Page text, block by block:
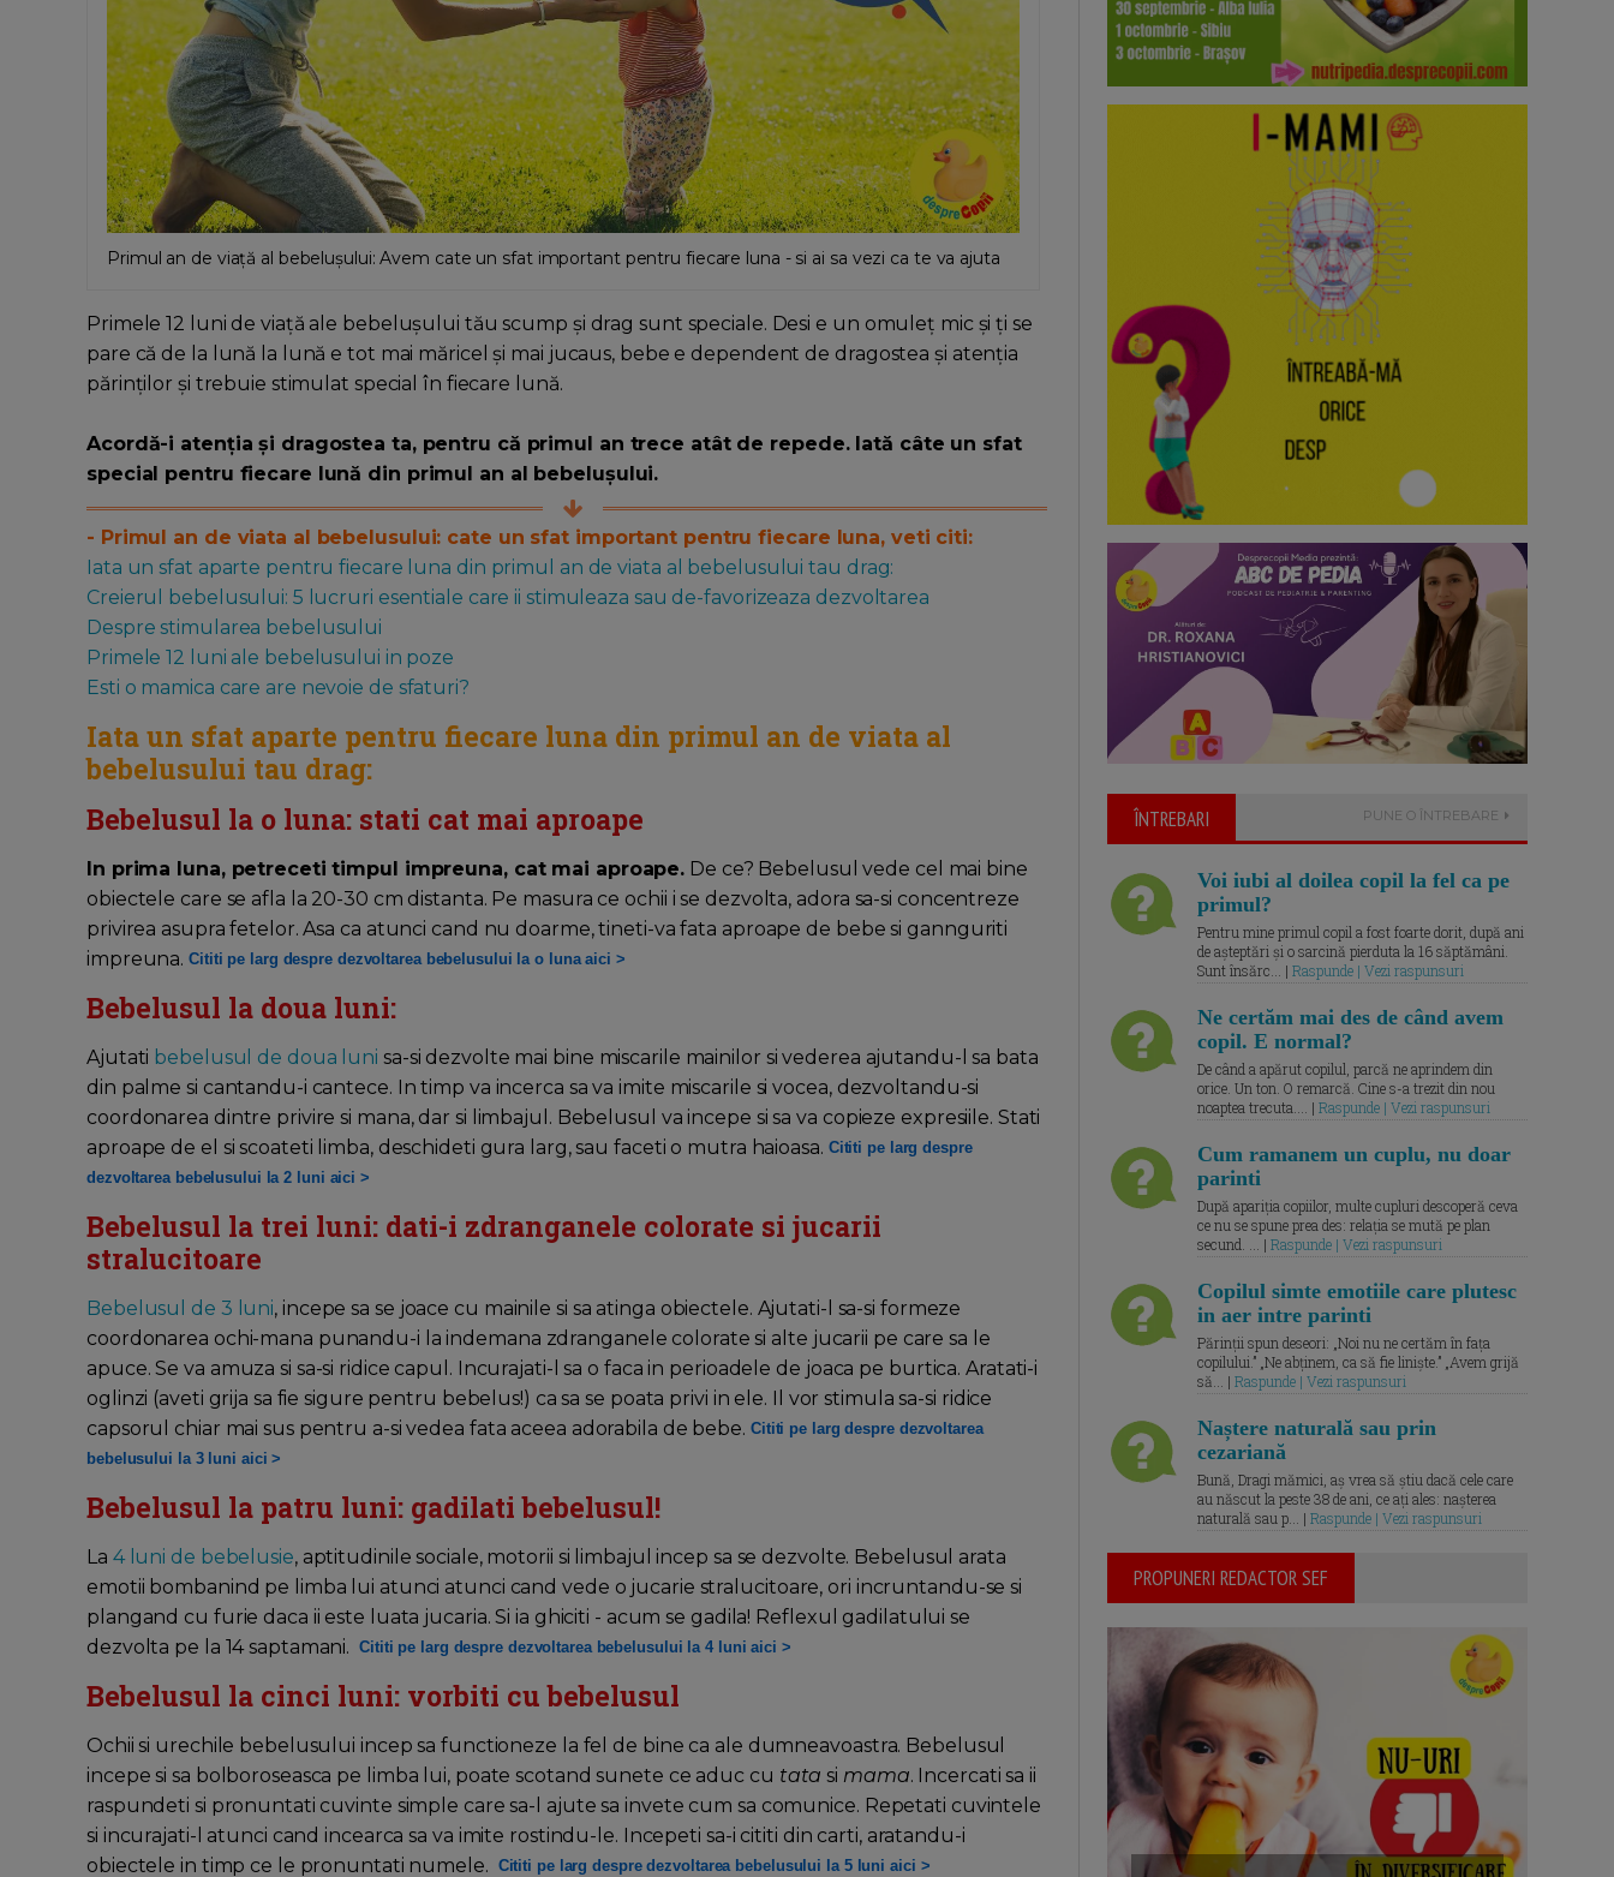
Primul an de viață al bebelușului: Avem cate un sfat important pentru fiecare luna - si ai sa vezi ca te va ajuta
Primele 12 luni de viață ale bebelușului tău scump și drag sunt speciale. Desi e un omuleț mic și ți se
pare că de la lună la lună e tot mai măricel și mai jucaus, bebe e dependent de dragostea și atenția
părinților și trebuie stimulat special în fiecare lună.
Acordă-i atenția și dragostea ta, pentru că primul an trece atât de repede. Iată câte un sfat
special pentru fiecare lună din primul an al bebelușului.
- Primul an de viata al bebelusului: cate un sfat important pentru fiecare luna, veti citi:
Iata un sfat aparte pentru fiecare luna din primul an de viata al bebelusului tau drag:
Creierul bebelusului: 5 lucruri esentiale care ii stimuleaza sau de-favorizeaza dezvoltarea
Despre stimularea bebelusului
Primele 12 luni ale bebelusului in poze
Esti o mamica care are nevoie de sfaturi?
Iata un sfat aparte pentru fiecare luna din primul an de viata al
bebelusului tau drag:
Bebelusul la o luna: stati cat mai aproape
In prima luna, petreceti timpul impreuna, cat mai aproape. De ce? Bebelusul vede cel mai bine
obiectele care se afla la 20-30 cm distanta. Pe masura ce ochii i se dezvolta, adora sa-si concentreze
privirea asupra fetelor. Asa ca atunci cand nu doarme, tineti-va fata aproape de bebe si gannguriti
impreuna.Cititi pe larg despre dezvoltarea bebelusului la o luna aici >
Bebelusul la doua luni:
Ajutati bebelusul de doua luni sa-si dezvolte mai bine miscarile mainilor si vederea ajutandu-l sa bata
din palme si cantandu-i cantece. In timp va incerca sa va imite miscarile si vocea, dezvoltandu-si
coordonarea dintre privire si mana, dar si limbajul. Bebelusul va incepe si sa va copieze expresiile. Stati
aproape de el si scoateti limba, deschideti gura larg, sau faceti o mutra haioasa. Cititi pe larg despre
dezvoltarea bebelusului la 2 luni aici >
Bebelusul la trei luni: dati-i zdranganele colorate si jucarii
stralucitoare
Bebelusul de 3 luni, incepe sa se joace cu mainile si sa atinga obiectele. Ajutati-l sa-si formeze
coordonarea ochi-mana punandu-i la indemana zdranganele colorate si alte jucarii pe care sa le
apuce. Se va amuza si sa-si ridice capul. Incurajati-l sa o faca in perioadele de joaca pe burtica. Aratati-i
oglinzi (aveti grija sa fie sigure pentru bebelus!) ca sa se poata privi in ele. Il vor stimula sa-si ridice
capsorul chiar mai sus pentru a-si vedea fata aceea adorabila de bebe. Cititi pe larg despre dezvoltarea
bebelusului la 3 luni aici >
Bebelusul la patru luni: gadilati bebelusul!
La 4 luni de bebelusie, aptitudinile sociale, motorii si limbajul incep sa se dezvolte. Bebelusul arata
emotii bombanind pe limba lui atunci atunci cand vede o jucarie stralucitoare, ori incruntandu-se si
plangand cu furie daca ii este luata jucaria. Si ia ghiciti - acum se gadila! Reflexul gadilatului se
dezvolta pe la 14 saptamani. Cititi pe larg despre dezvoltarea bebelusului la 4 luni aici >
Bebelusul la cinci luni: vorbiti cu bebelusul
Ochii si urechile bebelusului incep sa functioneze la fel de bine ca ale dumneavoastra. Bebelusul
incepe si sa bolboroseasca pe limba lui, poate scotand sunete ce aduc cu tata si mama. Incercati sa ii
raspundeti si pronuntati cuvinte simple care sa-l ajute sa invete cum sa comunice. Repetati cuvintele
si incurajati-l atunci cand incearca sa va imite rostindu-le. Incepeti sa-i cititi din carti, aratandu-i
obiectele in timp ce le pronuntati numele. Cititi pe larg despre dezvoltarea bebelusului la 5 luni aici >
ÎNTREBARI PUNE O ÎNTREBARE
Voi iubi al doilea copil la fel ca pe
primul?
Pentru mine primul copil a fost foarte dorit, după ani
de așteptări și o sarcină pierduta la 16 săptămâni.
Sunt însărc... | Raspunde | Vezi raspunsuri
Ne certăm mai des de când avem
copil. E normal?
De când a apărut copilul, parcă ne aprindem din
orice. Un ton. O remarcă. Cine s-a trezit din nou
noaptea trecuta.... | Raspunde | Vezi raspunsuri
Cum ramanem un cuplu, nu doar
parinti
După apariția copiilor, multe cupluri descoperă ceva
ce nu se spune prea des: relația se mută pe plan
secund. ... | Raspunde | Vezi raspunsuri
Copilul simte emotiile care plutesc
in aer intre parinti
Părinții spun deseori: „Noi nu ne certăm în fața
copilului.” „Ne abținem, ca să fie liniște.” „Avem grijă
să... | Raspunde | Vezi raspunsuri
Naștere naturală sau prin
cezariană
Bună, Dragi mămici, aș vrea să știu dacă cele care
au născut la peste 38 de ani, ce ați ales: nașterea
naturală sau p... | Raspunde | Vezi raspunsuri
PROPUNERI REDACTOR SEF